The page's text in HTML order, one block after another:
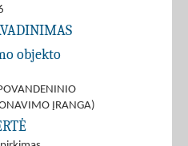
objekto
ĮRANGA)